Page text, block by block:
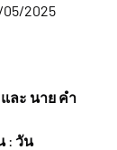
2025
ละ นาย คำ
: วัน